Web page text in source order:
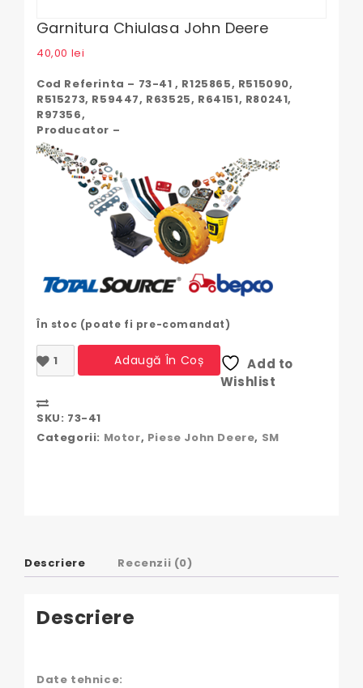
Garnitura Chiulasa John Deere
40,00 lei
Cod Referinta – 73-41 , R125865, R515090,
R515273, R59447, R63525, R64151, R80241,
R97356,
Producator –
În stoc (poate fi pre-comandat)
Cantitate
Garnitura
John
Deere
Adaugă În Coș
Add to
Wishlist
SKU: 73-41
Categorii: Motor, Piese John Deere, SM
Descriere Recenzii (0)
Descriere
Date tehnice: